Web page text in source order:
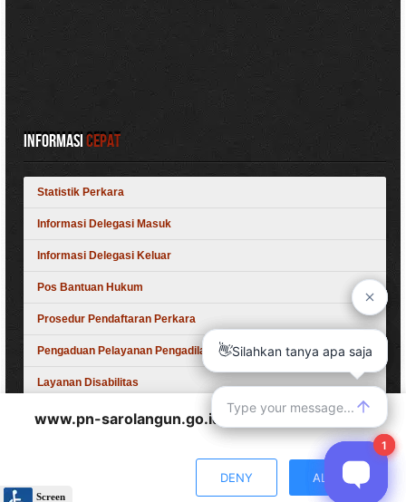
InformasiCepat
Statistik Perkara
Informasi Delegasi Masuk
Informasi Delegasi Keluar
Pos Bantuan Hukum
Prosedur Pendaftaran Perkara
Pengaduan Pelayanan Pengadilan
Layanan Disabilitas
Siap, Excellent, Nyaman, Unggul, Melayani
www.pn-sarolangun.go.id wants to play speech
DENY ALLOW